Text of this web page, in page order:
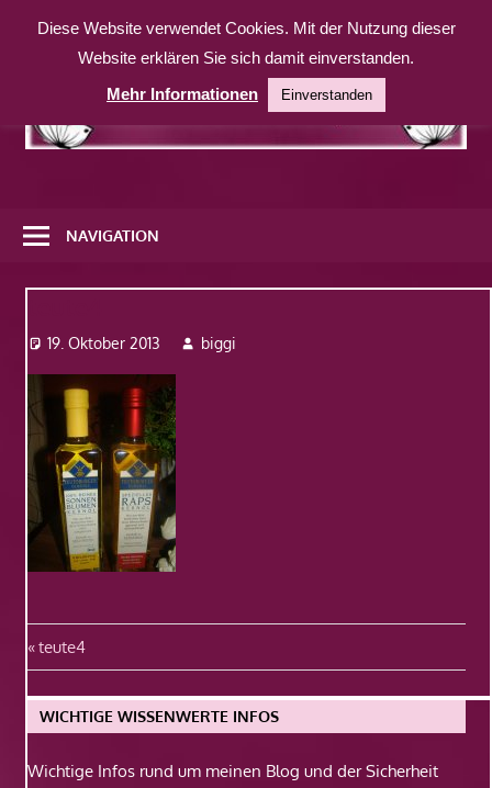
Inhalt
weitere
Website
NAVIGATION
19. Oktober 2013 biggi
Beitragsnavigation
Vorheriger
Beitrag:
teute4
WICHTIGE WISSENWERTE INFOS
Wichtige Infos rund um meinen Blog und der Sicherheit
Diese Website verwendet Cookies. Mit der Nutzung dieser
Website erklären Sie sich damit einverstanden.
Mehr Informationen
Einverstanden